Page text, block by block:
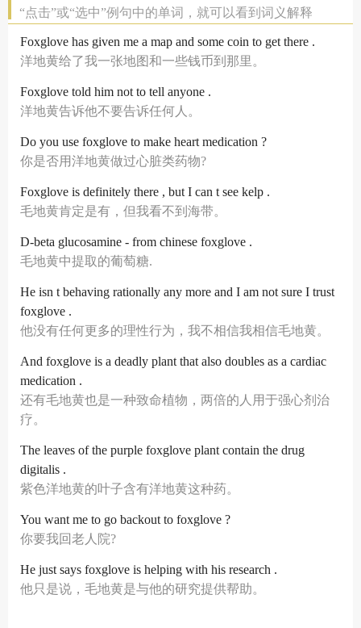
“点击”或“选中”例句中的单词，就可以看到词义解释
Foxglove has given me a map and some coin to get there .
洋地黄给了我一张地图和一些钱币到那里。
Foxglove told him not to tell anyone .
洋地黄告诉他不要告诉任何人。
Do you use foxglove to make heart medication ?
你是否用洋地黄做过心脏类药物?
Foxglove is definitely there , but I can t see kelp .
毛地黄肯定是有，但我看不到海带。
D-beta glucosamine - from chinese foxglove .
毛地黄中提取的葡萄糖.
He isn t behaving rationally any more and I am not sure I trust
foxglove .
他没有任何更多的理性行为，我不相信我相信毛地黄。
And foxglove is a deadly plant that also doubles as a cardiac
medication .
还有毛地黄也是一种致命植物，两倍的人用于强心剂治
疗。
The leaves of the purple foxglove plant contain the drug
digitalis .
紫色洋地黄的叶子含有洋地黄这种药。
You want me to go backout to foxglove ?
你要我回老人院?
He just says foxglove is helping with his research .
他只是说，毛地黄是与他的研究提供帮助。